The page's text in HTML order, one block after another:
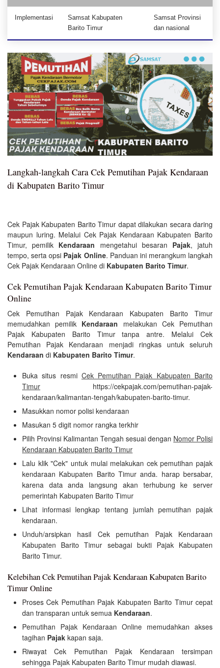
Implementasi
Samsat Kabupaten
Barito Timur
Samsat Provinsi
dan nasional
Langkah-langkah Cara Cek Pemutihan Pajak Kendaraan
di Kabupaten Barito Timur
Cek Pajak Kabupaten Barito Timur dapat dilakukan secara daring
maupun luring. Melalui Cek Pajak Kendaraan Kabupaten Barito
Timur, pemilik Kendaraan mengetahui besaran Pajak, jatuh
tempo, serta opsi Pajak Online. Panduan ini merangkum langkah
Cek Pajak Kendaraan Online di Kabupaten Barito Timur.
Cek Pemutihan Pajak Kendaraan Kabupaten Barito Timur
Online
Cek Pemutihan Pajak Kendaraan Kabupaten Barito Timur
memudahkan pemilik Kendaraan melakukan Cek Pemutihan
Pajak Kabupaten Barito Timur tanpa antre. Melalui Cek
Pemutihan Pajak Kendaraan menjadi ringkas untuk seluruh
Kendaraan di Kabupaten Barito Timur.
Buka situs resmi Cek Pemutihan Pajak Kabupaten Barito
Timur https://cekpajak.com/pemutihan-pajak-
kendaraan/kalimantan-tengah/kabupaten-barito-timur.
Masukkan nomor polisi kendaraan
Masukan 5 digit nomor rangka terkhir
Pilih Provinsi Kalimantan Tengah sesuai dengan Nomor Polisi
Kendaraan Kabupaten Barito Timur
Lalu klik "Cek" untuk mulai melakukan cek pemutihan pajak
kendaraan Kabupaten Barito Timur anda. harap bersabar,
karena data anda langsung akan terhubung ke server
pemerintah Kabupaten Barito Timur
Lihat informasi lengkap tentang jumlah pemutihan pajak
kendaraan.
Unduh/arsipkan hasil Cek pemutihan Pajak Kendaraan
Kabupaten Barito Timur sebagai bukti Pajak Kabupaten
Barito Timur.
Kelebihan Cek Pemutihan Pajak Kendaraan Kabupaten Barito
Timur Online
Proses Cek Pemutihan Pajak Kabupaten Barito Timur cepat
dan transparan untuk semua Kendaraan.
Pemutihan Pajak Kendaraan Online memudahkan akses
tagihan Pajak kapan saja.
Riwayat Cek Pemutihan Pajak Kendaraan tersimpan
sehingga Pajak Kabupaten Barito Timur mudah diawasi.